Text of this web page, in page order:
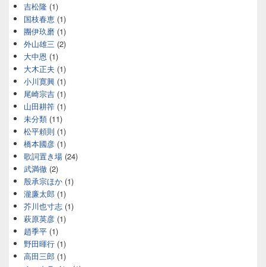
吉松隆 (1)
国枝春恵 (1)
團伊玖磨 (1)
外山雄三 (2)
大中恩 (1)
大木正夫 (1)
小川寛興 (1)
尾崎宗吉 (1)
山田耕筰 (1)
未分類 (11)
松平頼則 (1)
橋本國彦 (1)
歌詞置き場 (24)
武満徹 (2)
殷承宗ほか (1)
瀧廉太郎 (1)
芥川也寸志 (1)
萩原英彦 (1)
趙季平 (1)
野田暉行 (1)
高田三郎 (1)